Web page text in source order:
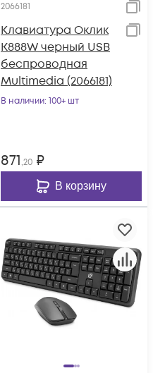
2066181
Клавиатура Оклик
K888W черный USB
беспроводная
Multimedia (2066181)
В наличии: 100+ шт
871,20 ₽
В корзину